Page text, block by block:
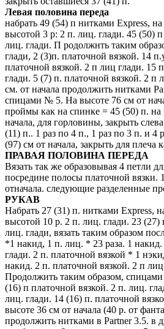
Левая половина переда
набрать 49 (54) п нитками Express,
высотой 3 р: 2 п. лиц. глади. 45 (50)
лиц. глади. П родолжнть таким
глади, 2 (3)п. платочной вязкой. 14
платочной вязкой. 2 п лиц глади. 15
глади. 5 (7) п. платочной вязкой. 2 п
см. от начала продолжить нитками
спицами № 5. На высоте 76 см от
проймы как на спинке = 45 (50) п. на
начала, для горловины, закрыть
(11) п.. 1 раз по 4 п., 1 раз по 3 п. и 4
(97) см от начала, закрыть для плеча
ПРАВАЯ ПОЛОВИНА ПЕРЕДА
Вязать так же образовывая 4 петли
посредине полосы платочной вязки.
отначала. следующие разделенные
РУКАВ
Набрать 27 (31) п. нитками Express,
высотой 10 р. 2 п. лиц. глади. 23 (27)
лиц. глади, вязать таким образом
*1 накид, 1 п. лиц. * 23 раза. 1
глади. 2 п. платочной вязкой * 1
накид. 2 п. платочной вязкой. 2 п
Продолжить таким образом,
(16) п платочной вязкой. 2 п. лиц.
лиц. глади. 14 (16) п. платочной
высоте 36 см от начала (40 р. от
продолжить нитками в Partner 3.5. в